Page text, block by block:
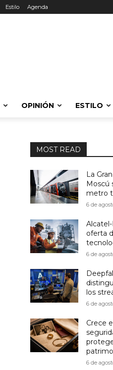
Estilo Agenda
OPINIÓN ESTILO
MOST READ
La
Moscú
metro
6 de
oferta
6 de
los
6 de
Crece
6 de